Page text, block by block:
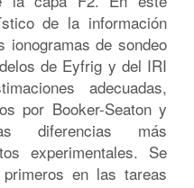
de la información
ionogramas de sondeo
de Eyfrig y del IRI
adecuadas,
por Booker-Seaton y
diferencias más
experimentales. Se
en las tareas